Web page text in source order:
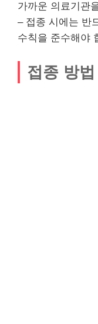
가까운 의료기관
– 접종 시에는 반
수칙을 준수해야
접종 방법